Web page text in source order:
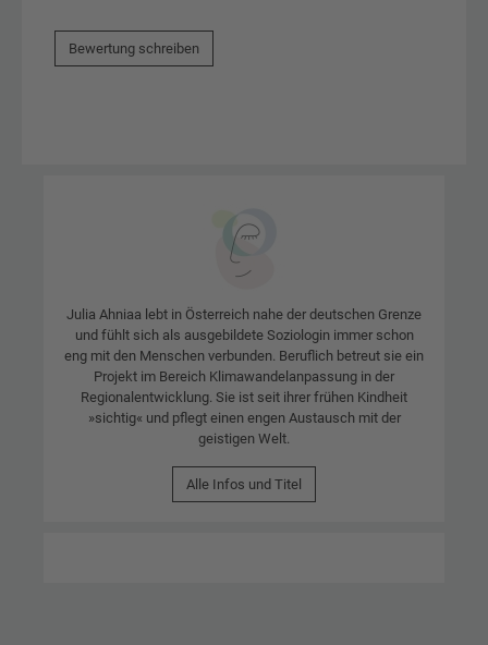
Bewertung schreiben
Julia Ahniaa lebt in Österreich nahe der deutschen Grenze
und fühlt sich als ausgebildete Soziologin immer schon
eng mit den Menschen verbunden. Beruflich betreut sie ein
Projekt im Bereich Klimawandelanpassung in der
Regionalentwicklung. Sie ist seit ihrer frühen Kindheit
»sichtig« und pflegt einen engen Austausch mit der
geistigen Welt.
Alle Infos und Titel